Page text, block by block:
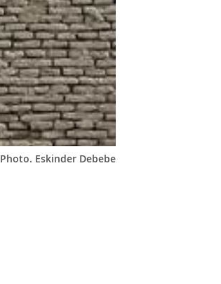
Eskinder Debebe